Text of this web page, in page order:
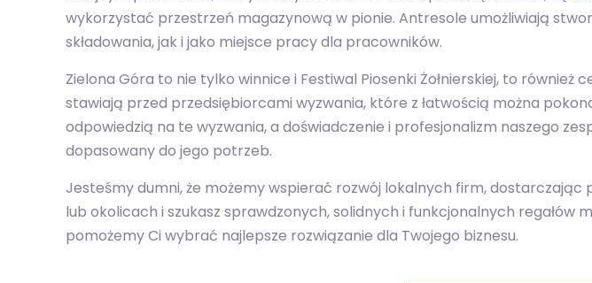
wykorzystać przestrzeń magazynową w pionie. Antresole umożliwiają
składowania, jak i jako miejsce pracy dla pracowników.
Zielona Góra to nie tylko winnice i Festiwal Piosenki Żołnierskiej, to
stawiają przed przedsiębiorcami wyzwania, które z łatwością można
odpowiedzią na te wyzwania, a doświadczenie i profesjonalizm naszego
dopasowany do jego potrzeb.
Jesteśmy dumni, że możemy wspierać rozwój lokalnych firm, dostarczając
lub okolicach i szukasz sprawdzonych, solidnych i funkcjonalnych
pomożemy Ci wybrać najlepsze rozwiązanie dla Twojego biznesu.